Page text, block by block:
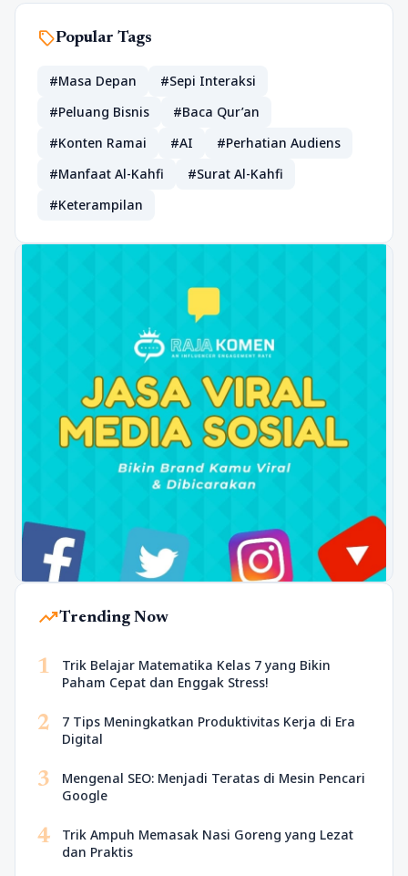
sellPopular Tags
#Masa Depan
#Sepi Interaksi
#Peluang Bisnis
#Baca Qur’an
#Konten Ramai
#AI
#Perhatian Audiens
#Manfaat Al-Kahfi
#Surat Al-Kahfi
#Keterampilan
trending_upTrending Now
1
Trik Belajar Matematika Kelas 7 yang Bikin
Paham Cepat dan Enggak Stress!
2
7 Tips Meningkatkan Produktivitas Kerja di Era
Digital
3
Mengenal SEO: Menjadi Teratas di Mesin Pencari
Google
4
Trik Ampuh Memasak Nasi Goreng yang Lezat
dan Praktis